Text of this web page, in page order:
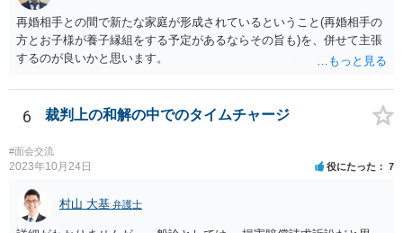
た収入を有し、かつ、親族等の手厚い援助が得られ、お父様の影響を
排除できることを示さないかぎりはなかなか認められないように思わ
れます。 児童相談所の担当者は、中には問題のあるかたもいるかもし
れませんが、基本的には子どもの立場に立って動こうとされているか
ネガティブな評価を付けられるので、家庭復帰の可能性をどんどん狭
再婚相手との間で新たな家庭が形成されているということ(再婚相手の
方とお子様が養子縁組をする予定があるならその旨も)を、併せて主張
するのが良いかと思います。
6 裁判上の和解の中でのタイムチャージ
#面会交流
2023年10月24日 役にたった 7
村山 大基 弁護士